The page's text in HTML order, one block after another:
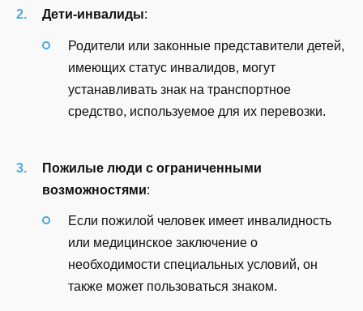
Дети-инвалиды:
Родители или законные представители детей,
имеющих статус инвалидов, могут
устанавливать знак на транспортное
средство, используемое для их перевозки.
Пожилые люди с ограниченными
возможностями:
Если пожилой человек имеет инвалидность
или медицинское заключение о
необходимости специальных условий, он
также может пользоваться знаком.